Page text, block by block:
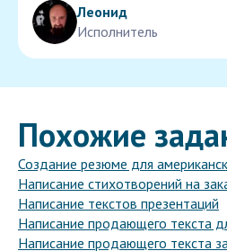
Леонид
Исполнитель
Похожие
Создание резюме для
Написание стихотворений на
Написание текстов презентаций
Написание продающего текста
Написание продающего текста